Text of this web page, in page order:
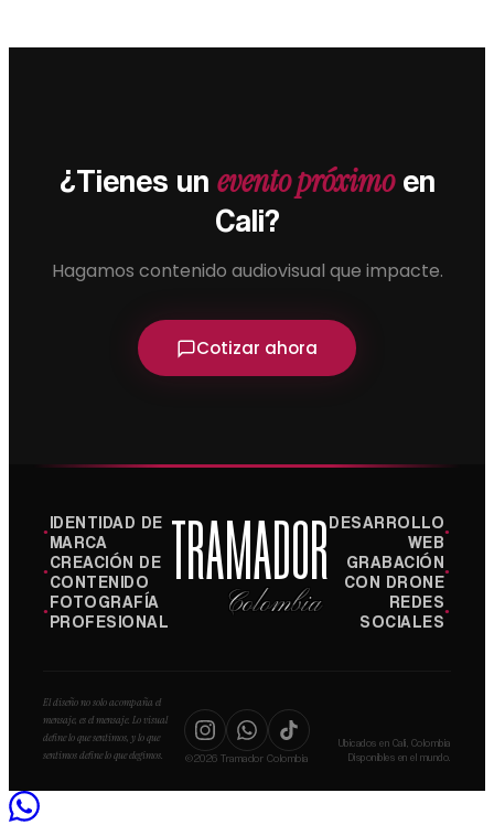
¿Tienes un evento próximoen
Cali?
Hagamos contenido audiovisual que impacte.
Cotizar ahora
● IDENTIDAD DE
MARCA
● CREACIÓN DE
CONTENIDO
● FOTOGRAFÍA
PROFESIONAL
TRAMADOR
Colombia
DESARROLLO
WEB●
GRABACIÓN
CON DRONE●
REDES
SOCIALES●
El diseño no solo acompaña el
mensaje, es el mensaje. Lo visual
define lo que sentimos, y lo que
sentimos define lo que elegimos.
©2026 Tramador Colombia
Ubicados en Cali, Colombia
Disponibles en el mundo.